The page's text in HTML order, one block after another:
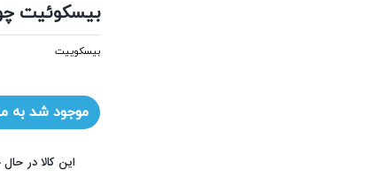
بیسکوئیت
بیسکوییت
موجود شد به
این کالا در